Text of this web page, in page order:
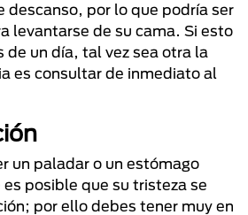
descanso, por lo que podría ser
levantarse de su cama. Si esto
de un día, tal vez sea otra la
es consultar de inmediato al
un paladar o un estómago
posible que su tristeza se
por ello debes tener muy en